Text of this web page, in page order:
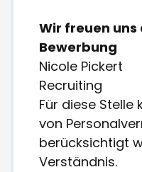
Wir freuen uns
Bewerbung
Nicole Pickert
Recruiting
Für diese Stelle
von
berücksichtigt
Verständnis.